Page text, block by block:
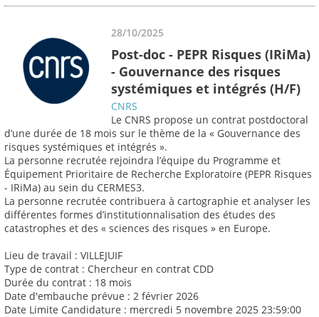
28/10/2025
Post-doc - PEPR Risques (IRiMa)
- Gouvernance des risques
systémiques et intégrés (H/F)
CNRS
Le CNRS propose un contrat postdoctoral
d’une durée de 18 mois sur le thème de la « Gouvernance des
risques systémiques et intégrés ».
La personne recrutée rejoindra l’équipe du Programme et
Équipement Prioritaire de Recherche Exploratoire (PEPR Risques
- IRiMa) au sein du CERMES3.
La personne recrutée contribuera à cartographie et analyser les
différentes formes d’institutionnalisation des études des
catastrophes et des « sciences des risques » en Europe.
Lieu de travail : VILLEJUIF
Type de contrat : Chercheur en contrat CDD
Durée du contrat : 18 mois
Date d'embauche prévue : 2 février 2026
Date Limite Candidature : mercredi 5 novembre 2025 23:59:00